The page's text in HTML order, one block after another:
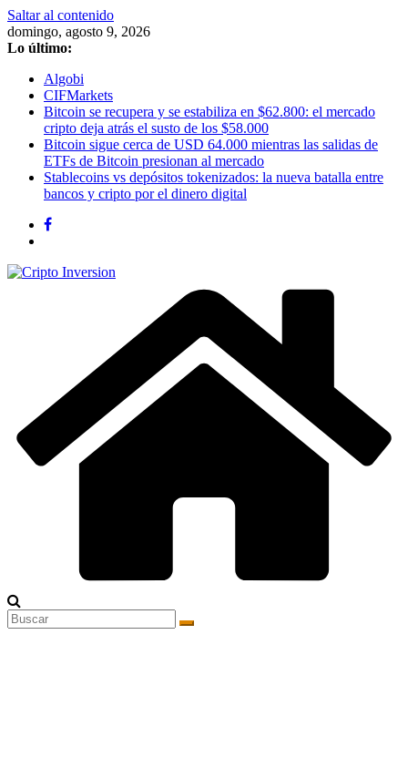
Saltar al contenido
domingo, agosto 9, 2026
Lo último:
Algobi
CIFMarkets
Bitcoin se recupera y se estabiliza en $62.800: el mercado
cripto deja atrás el susto de los $58.000
Bitcoin sigue cerca de USD 64.000 mientras las salidas de
ETFs de Bitcoin presionan al mercado
Stablecoins vs depósitos tokenizados: la nueva batalla entre
bancos y cripto por el dinero digital